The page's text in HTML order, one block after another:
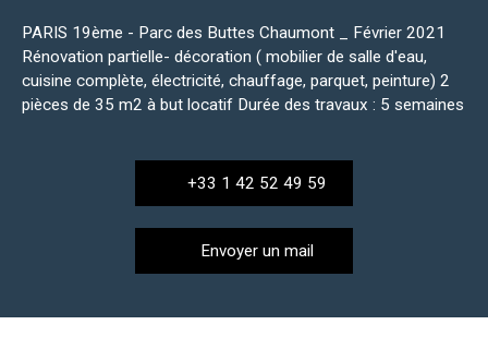
PARIS 19ème - Parc des Buttes Chaumont _ Février 2021
Rénovation partielle- décoration ( mobilier de salle d'eau,
cuisine complète, électricité, chauffage, parquet, peinture) 2
pièces de 35 m2 à but locatif Durée des travaux : 5 semaines
+33 1 42 52 49 59
Envoyer un mail